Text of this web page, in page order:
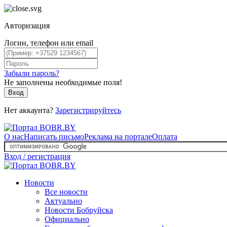
Авторизация
Логин, телефон или email
Забыли пароль?
Не заполнены необходимые поля!
Вход
Нет аккаунта? Зарегистрируйтесь
О насНаписать письмоРеклама на порталеОплата
Вход / регистрация
Новости
Все новости
Актуально
Новости Бобруйска
Официально